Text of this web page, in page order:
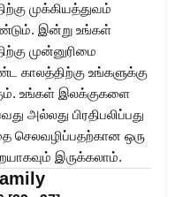
முக்கியத்துவம்
இன்று உங்கள்
முன்னுரிமை
காலத்திற்கு உங்களுக்கு
உங்கள் இலக்குகளை
அல்லது பிரதிபலிப்பது
செலவழிப்பதற்கான ஒரு
இருக்கலாம்.